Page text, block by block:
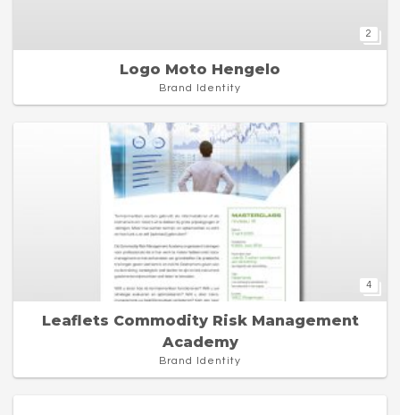
2
Logo Moto Hengelo
Brand Identity
4
Leaflets Commodity Risk Management
Academy
Brand Identity